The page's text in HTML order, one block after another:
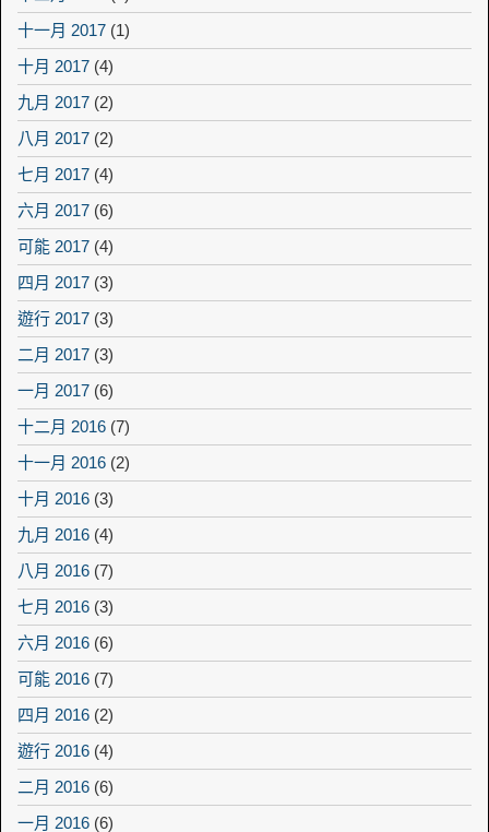
十一月 2017 (1)
十月 2017 (4)
九月 2017 (2)
八月 2017 (2)
七月 2017 (4)
六月 2017 (6)
可能 2017 (4)
四月 2017 (3)
遊行 2017 (3)
二月 2017 (3)
一月 2017 (6)
十二月 2016 (7)
十一月 2016 (2)
十月 2016 (3)
九月 2016 (4)
八月 2016 (7)
七月 2016 (3)
六月 2016 (6)
可能 2016 (7)
四月 2016 (2)
遊行 2016 (4)
二月 2016 (6)
一月 2016 (6)